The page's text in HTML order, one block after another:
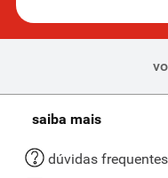
saiba mais
dúvidas frequentes